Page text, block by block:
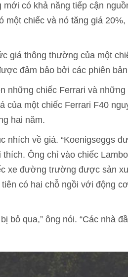
có khả năng tiếp cận
chiếc và nó tăng giá
giá thông thường của một
đảm bảo bởi các phiên
những chiếc Ferrari và
của một chiếc Ferrari F40
hai năm.
nhích về giá. “Koenigseggs
Ông chỉ vào chiếc
xe đường trường được sản
có hai chỗ ngồi với động
bỏ qua,” ông nói. “Các nhà